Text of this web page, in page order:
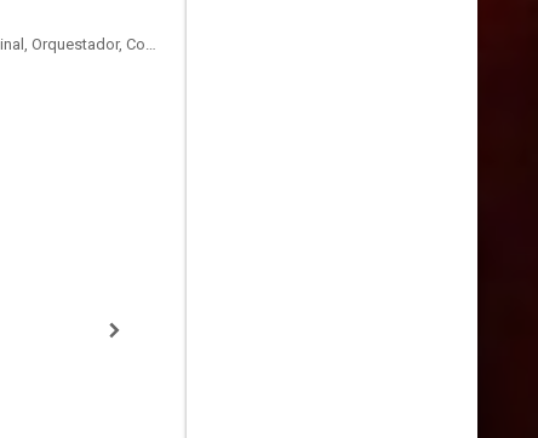
Compositor de la Música Original, Orquestador, Conductor